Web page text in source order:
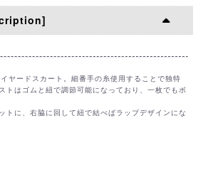
60-80㎝
〇
取置きする
〇
取置きする
ヤードスカート。細番手の糸使用することで独特
トはゴムと紐で調節可能になっており、一枚でもボ
に、右脇に回して紐で結べばラップデザインにな